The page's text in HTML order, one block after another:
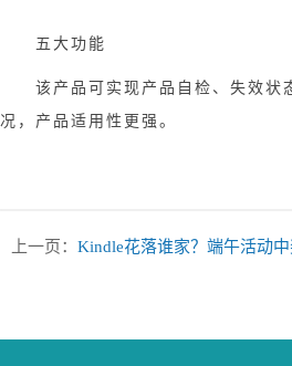
五大功能
该产品可实现产品自检、失效状态
况，产品适用性更强。
上一页： Kindle花落谁家？端午活动中